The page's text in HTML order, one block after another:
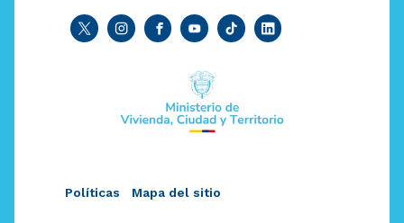
Políticas Mapa del sitio